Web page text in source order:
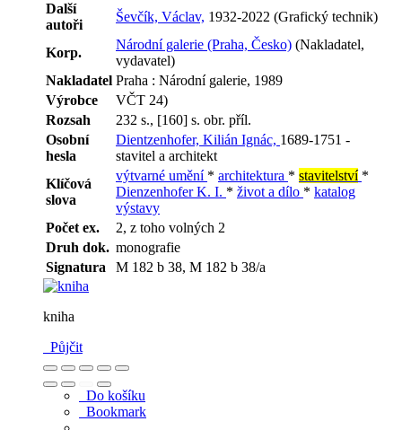
Další
autoři
Ševčík, Václav, 1932-2022 (Grafický technik)
Korp.
Národní galerie (Praha, Česko) (Nakladatel,
vydavatel)
Nakladatel Praha : Národní galerie, 1989
Výrobce
VČT 24)
Rozsah
232 s., [160] s. obr. příl.
Osobní
hesla
Dientzenhofer, Kilián Ignác, 1689-1751 -
stavitel a architekt
Klíčová
slova
výtvarné umění * architektura * stavitelství *
Dienzenhofer K. I. * život a dílo * katalog
výstavy
Počet ex.
2, z toho volných 2
Druh dok. monografie
Signatura
M 182 b 38, M 182 b 38/a
kniha
Půjčit
Do košíku
Bookmark